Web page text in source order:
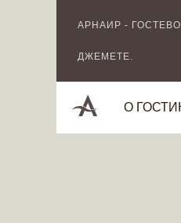
АРНАИР -
ДЖЕМЕТЕ.
О